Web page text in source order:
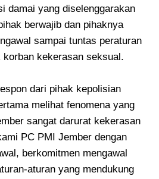
damai yang diselenggarakan
berwajib dan pihaknya
sampai tuntas peraturan
korban kekerasan seksual.
dari pihak kepolisian
melihat fenomena yang
sangat darurat kekerasan
PC PMI Jember dengan
berkomitmen mengawal
aturan yang mendukung